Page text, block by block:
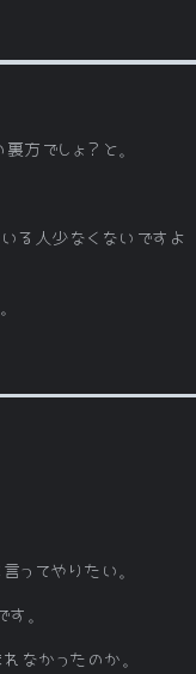
方でしょ？と。
る人少なくないですよ
ってやりたい。
。
かったのか。